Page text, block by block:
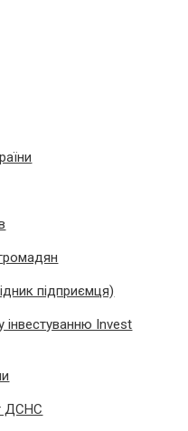
підприємця)
інвестуванню Invest
ДСНС